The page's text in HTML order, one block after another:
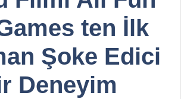
ten İlk
Şoke Edici
Deneyim